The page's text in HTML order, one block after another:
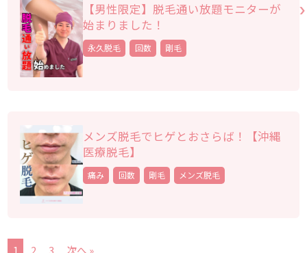
【男性限定】脱毛通い放題モニターが
始まりました！
永久脱毛 回数 剛毛
メンズ脱毛でヒゲとおさらば！【沖縄
医療脱毛】
痛み 回数 剛毛 メンズ脱毛
1 2 3 次へ »